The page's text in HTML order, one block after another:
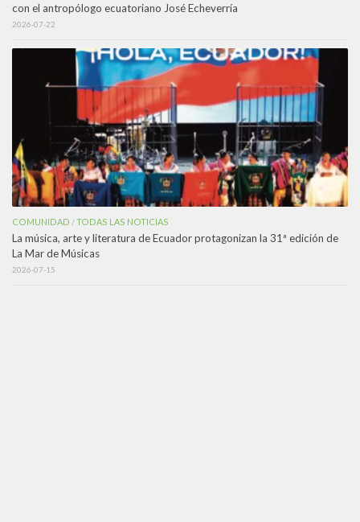
con el antropólogo ecuatoriano José Echeverría
2026-07-22
COMUNIDAD /TODAS LAS NOTICIAS
La música, arte y literatura de Ecuador protagonizan la 31ª edición de
La Mar de Músicas
2026-07-15